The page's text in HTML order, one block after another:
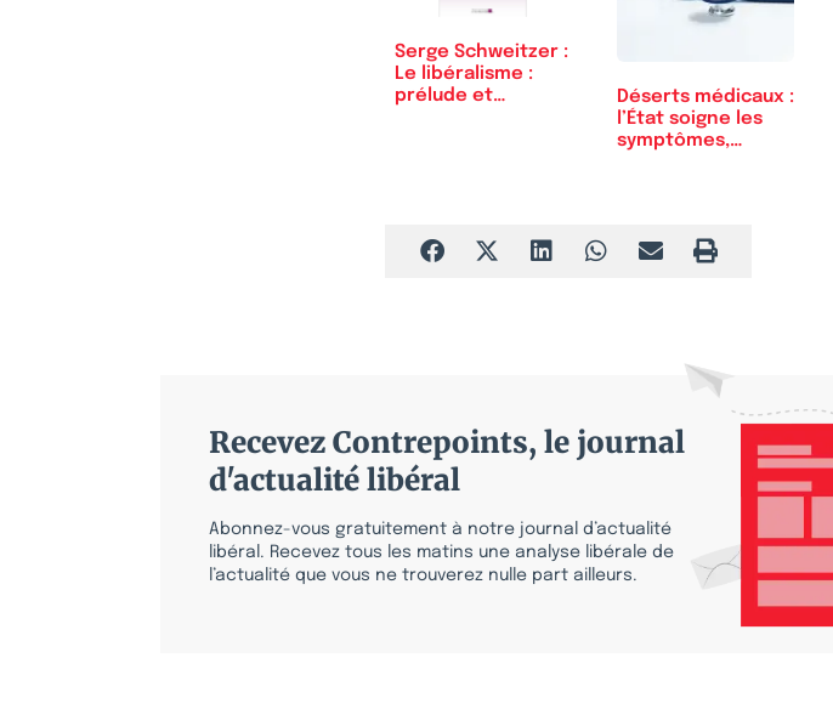
Serge Schweitzer :
Le libéralisme :
prélude et…
Déserts médicaux :
l’État soigne les
symptômes,…
Recevez Contrepoints, le journal
d'actualité libéral
Abonnez-vous gratuitement à notre journal d’actualité
libéral. Recevez tous les matins une analyse libérale de
l’actualité que vous ne trouverez nulle part ailleurs.